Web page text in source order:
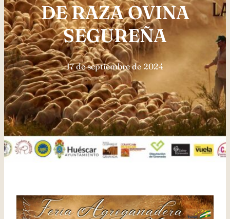
DE RAZA OVINA
SEGUREÑA
17 de septiembre de 2024